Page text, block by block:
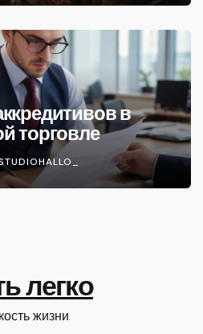
в
торговле
легко
жизни